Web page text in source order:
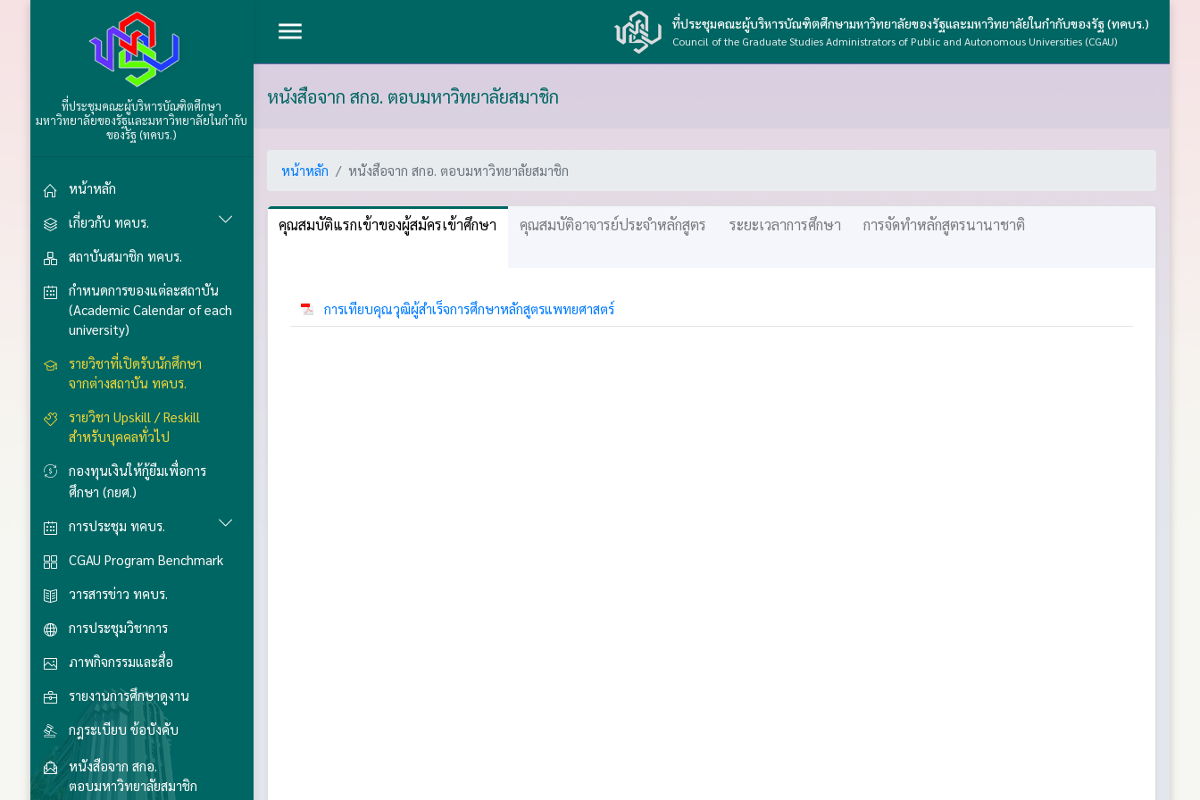
ที่ประชุมคณะผู้บริหารบัณฑิตศึกษา
มหาวิทยาลัยของรัฐและมหาวิทยาลัยในกำกับ
ของรัฐ (ทคบร.)
หน้าหลัก
เกี่ยวกับ ทคบร.
สถาบันสมาชิก ทคบร.
กำหนดการของแต่ละสถาบัน
(Academic Calendar of each
university)
รายวิชาที่เปิดรับนักศึกษา
จากต่างสถาบัน ทคบร.
รายวิชา Upskill / Reskill
สำหรับบุคคลทั่วไป
กองทุนเงินให้กู้ยืมเพื่อการ
ศึกษา (กยศ.)
การประชุม ทคบร.
CGAU Program Benchmark
วารสารข่าว ทคบร.
การประชุมวิชาการ
ภาพกิจกรรมและสื่อ
รายงานการศึกษาดูงาน
กฎระเบียบ ข้อบังคับ
หนังสือจาก สกอ.
ตอบมหาวิทยาลัยสมาชิก
menu ที่ประชุมคณะผู้บริหารบัณฑิตศึกษามหาวิทยาลัยของรัฐและมหาวิทยาลัยในกำกับของรัฐ (ทคบร.)
Council of the Graduate Studies Administrators of Public and Autonomous Universities (CGAU)
หนังสือจาก สกอ. ตอบมหาวิทยาลัยสมาชิก
หน้าหลัก หนังสือจาก สกอ. ตอบมหาวิทยาลัยสมาชิก
คุณสมบัติแรกเข้าของผู้สมัครเข้าศึกษา คุณสมบัติอาจารย์ประจำหลักสูตร ระยะเวลาการศึกษา การจัดทำหลักสูตรนานาชาติ
การเทียบคุณวุฒิผู้สำเร็จการศึกษาหลักสูตรแพทยศาสตร์